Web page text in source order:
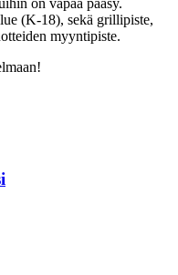
(K-18), sekä grillipiste,
myyntipiste.